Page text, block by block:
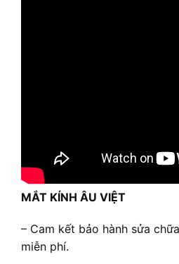
MẮT KÍNH ÂU VIỆT
– Cam kết bảo hành sửa
miễn phí.